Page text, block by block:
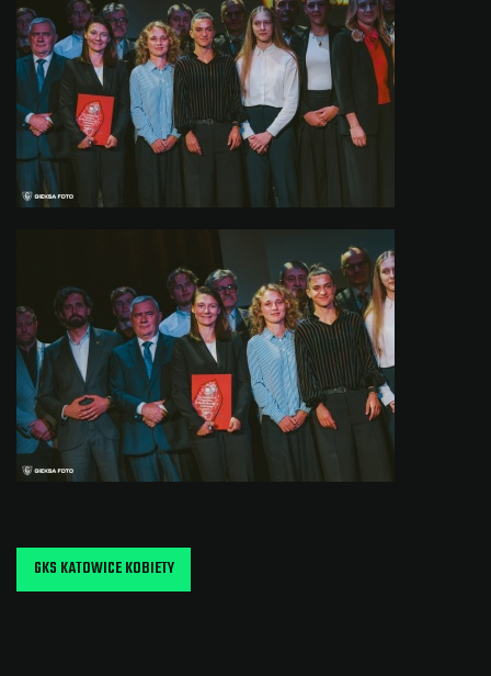
GKS KATOWICE KOBIETY